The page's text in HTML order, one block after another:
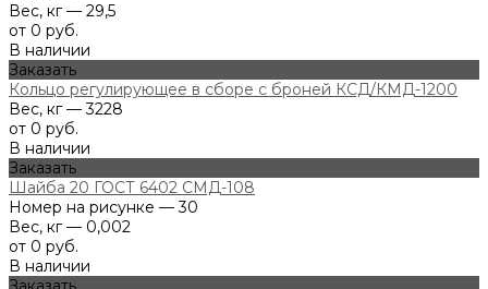
Вес, кг — 29,5
от 0 руб.
В наличии
Заказать
Кольцо регулирующее в сборе с броней КСД/КМД-1200
Вес, кг — 3228
от 0 руб.
В наличии
Заказать
Шайба 20 ГОСТ 6402 СМД-108
Номер на рисунке — 30
Вес, кг — 0,002
от 0 руб.
В наличии